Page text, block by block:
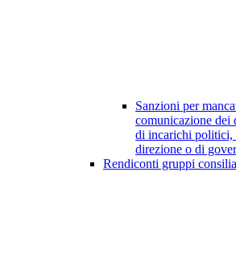
Sanzioni per
comunicazione dei
di incarichi politici,
direzione o di
Rendiconti gruppi